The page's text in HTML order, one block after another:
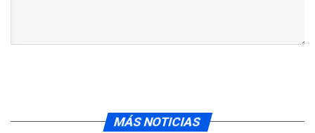
MÁS NOTICIAS